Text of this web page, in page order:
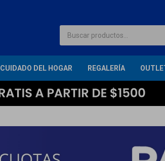
CUIDADO DEL HOGAR REGALERÍA